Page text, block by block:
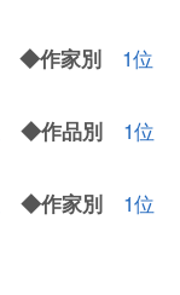
◆作家別
1位
◆作品別
1位
◆作家別
1位